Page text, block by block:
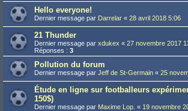
Hello everyone!
Dernier message par Darrelar « 28 avril 2018 5:06
21 Thunder
Dernier message par xdukex « 27 novembre 2017
Réponses : 3
Pollution du forum
Dernier message par Jeff de St-Germain « 25
Étude en ligne sur footballeurs
150$)
Dernier message par Maxime Lop. « 19 novembre